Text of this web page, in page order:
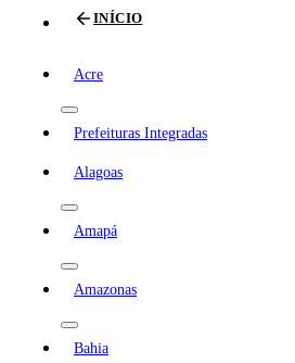
INÍCIO
Acre
Prefeituras Integradas
Alagoas
Amapá
Amazonas
Bahia